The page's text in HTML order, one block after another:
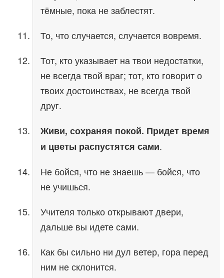
тёмные, пока не заблестят.
То, что случается, случается вовремя.
Тот, кто указывает на твои недостатки,
не всегда твой враг; тот, кто говорит о
твоих достоинствах, не всегда твой
друг.
Живи, сохраняя покой. Придет время
и цветы распустятся сами.
Не бойся, что не знаешь — бойся, что
не учишься.
Учителя только открывают двери,
дальше вы идете сами.
Как бы сильно ни дул ветер, гора перед
ним не склонится.